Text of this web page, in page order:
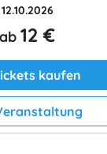
12.10.2026
ab 12 €
kaufen